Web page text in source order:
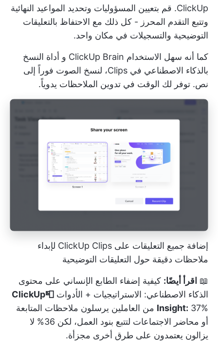
ClickUp. قم بتعيين المسؤوليات وتحديد المواعيد النهائية
وتتبع التقدم المحرز - كل ذلك مع الاحتفاظ بالتعليقات
التوضيحية والتسجيلات في مكان واحد.
كما أنه سهل الاستخدام ClickUp Brain و أداة النسخ
بالذكاء الاصطناعي
في Clips، لنسخ الصوت فوراً إلى
نص. توفر لك الوقت في تدوين الملاحظات يدوياً.
إضافة جميع التعليقات على ClickUp Clips لإبداء
ملاحظات دقيقة حول التعليقات التوضيحية
📖 اقرأ أيضًا: كيفية إضفاء الطابع الإنساني على محتوى
الذكاء الاصطناعي: الاستراتيجيات + الأدوات
📮ClickUp
Insight: 37% من العاملين يرسلون ملاحظات المتابعة
أو محاضر الاجتماعات
لتتبع بنود العمل، لكن 36% لا
يزالون يعتمدون على طرق أخرى مجزأة.